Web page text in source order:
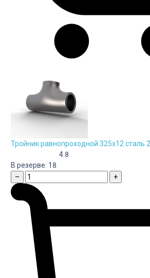
Тройник равнопроходной 325х12 сталь
4.8
В резерве: 18
–
+